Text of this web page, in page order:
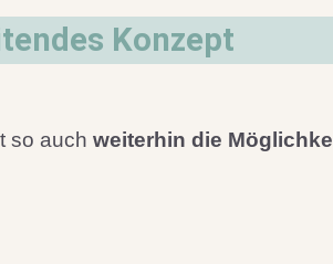
Konzept
so auch weiterhin die